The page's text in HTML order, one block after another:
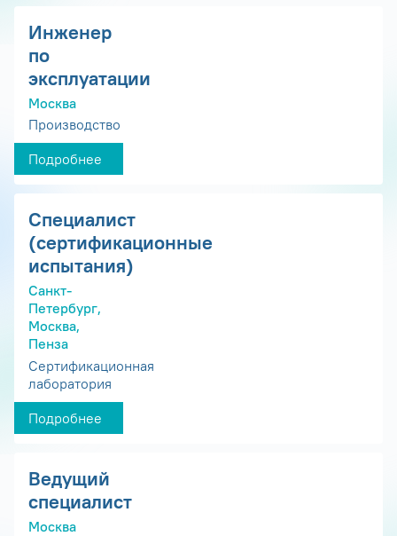
Инженер
по
эксплуатации
Москва
Производство
Подробнее
Специалист
(сертификационные
испытания)
Санкт-
Петербург,
Москва,
Пенза
Сертификационная
лаборатория
Подробнее
Ведущий
специалист
Москва